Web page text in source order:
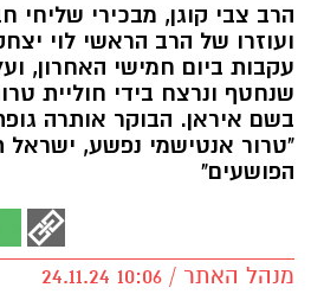
הרב צבי קוגן, מבכירי שליחי
ועוזרו של הרב הראשי לוי
עקבות ביום חמישי האחרון,
שנחטף ונרצח בידי חוליית
בשם איראן. הבוקר אותרה
"טרור אנטישמי נפשע,
הפושעים"
מנהל האתר / 10:06 24.11.24